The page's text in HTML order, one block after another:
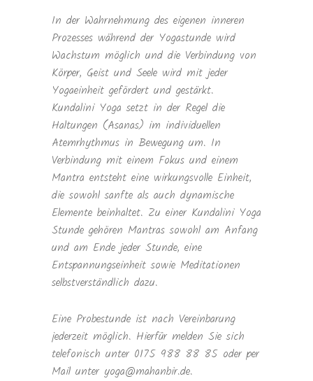
In der Wahrnehmung des eigenen inneren
Prozesses während der Yogastunde wird
Wachstum möglich und die Verbindung von
Körper, Geist und Seele wird mit jeder
Yogaeinheit gefördert und gestärkt.
Kundalini Yoga setzt in der Regel die
Haltungen (Asanas) im individuellen
Atemrhythmus in Bewegung um. In
Verbindung mit einem Fokus und einem
Mantra entsteht eine wirkungsvolle Einheit,
die sowohl sanfte als auch dynamische
Elemente beinhaltet. Zu einer Kundalini Yoga
Stunde gehören Mantras sowohl am Anfang
und am Ende jeder Stunde, eine
Entspannungseinheit sowie Meditationen
selbstverständlich dazu.
Eine Probestunde ist nach Vereinbarung
jederzeit möglich. Hierfür melden Sie sich
telefonisch unter 0175 988 88 85 oder per
Mail unter yoga@mahanbir.de.